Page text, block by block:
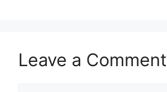
Leave a Comment